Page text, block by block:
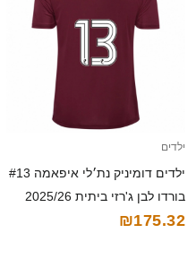
ילדים
ילדים דומיניק נת׳לי איפאמה #13
בורדו לבן ג'רזי ביתית 2025/26
חולצה קצרה
₪175.32